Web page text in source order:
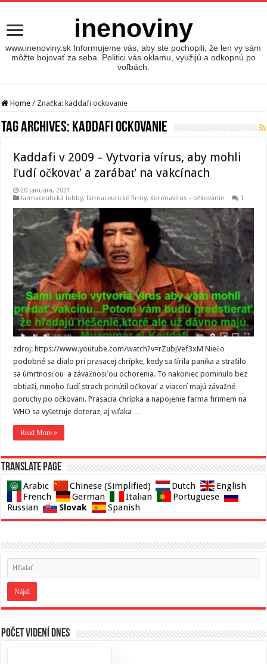
inenoviny
www.inenoviny.sk Informujeme vás, aby ste pochopili, že len vy sám
môžte bojovať za seba. Politici vás oklamu, využijú a odkopnú po
voľbách.
Home / Značka: kaddafi ockovanie
Tag Archives: kaddafi ockovanie
Kaddafi v 2009 – Vytvoria vírus, aby mohli
ľudí očkovať a zarábať na vakcínach
20 januára, 2021
farmaceutická lobby,farmaceutické firmy, Koronavírus - očkovanie 1
zdroj: https://www.youtube.com/watch?v=rZubjVef3xM Niečo
podobné sa dialo pri prasacej chrípke, kedy sa šírila panika a strašilo
sa úmrtnosťou a závažnosťou ochorenia. To nakoniec pominulo bez
obtiaži, mnoho ľudí strach prinútil očkovať a viacerí majú závažné
poruchy po očkovani. Prasacia chrípka a napojenie farma firimem na
WHO sa vyšetruje doteraz, aj vďaka …
Read More »
Translate page
Arabic Chinese (Simplified) Dutch
English
French
German Italian
Portuguese
Russian
Slovak Spanish
Počet videní dnes